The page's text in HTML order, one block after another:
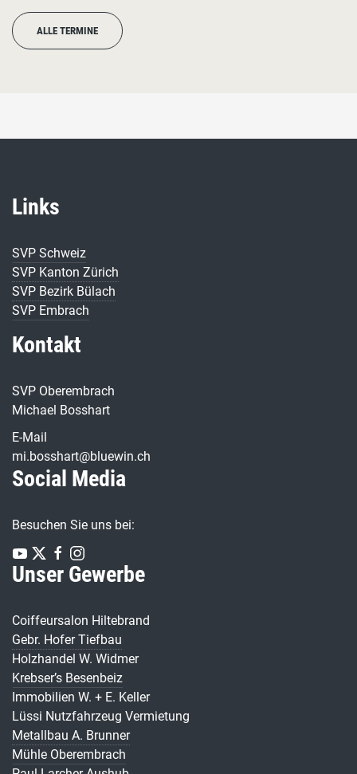
ALLE TERMINE
Links
SVP Schweiz
SVP Kanton Zürich
SVP Bezirk Bülach
SVP Embrach
Kontakt
SVP Oberembrach
Michael Bosshart
E-Mail
mi.bosshart@bluewin.ch
Social Media
Besuchen Sie uns bei:
Unser Gewerbe
Coiffeursalon Hiltebrand
Gebr. Hofer Tiefbau
Holzhandel W. Widmer
Krebser’s Besenbeiz
Immobilien W. + E. Keller
Lüssi Nutzfahrzeug Vermietung
Metallbau A. Brunner
Mühle Oberembrach